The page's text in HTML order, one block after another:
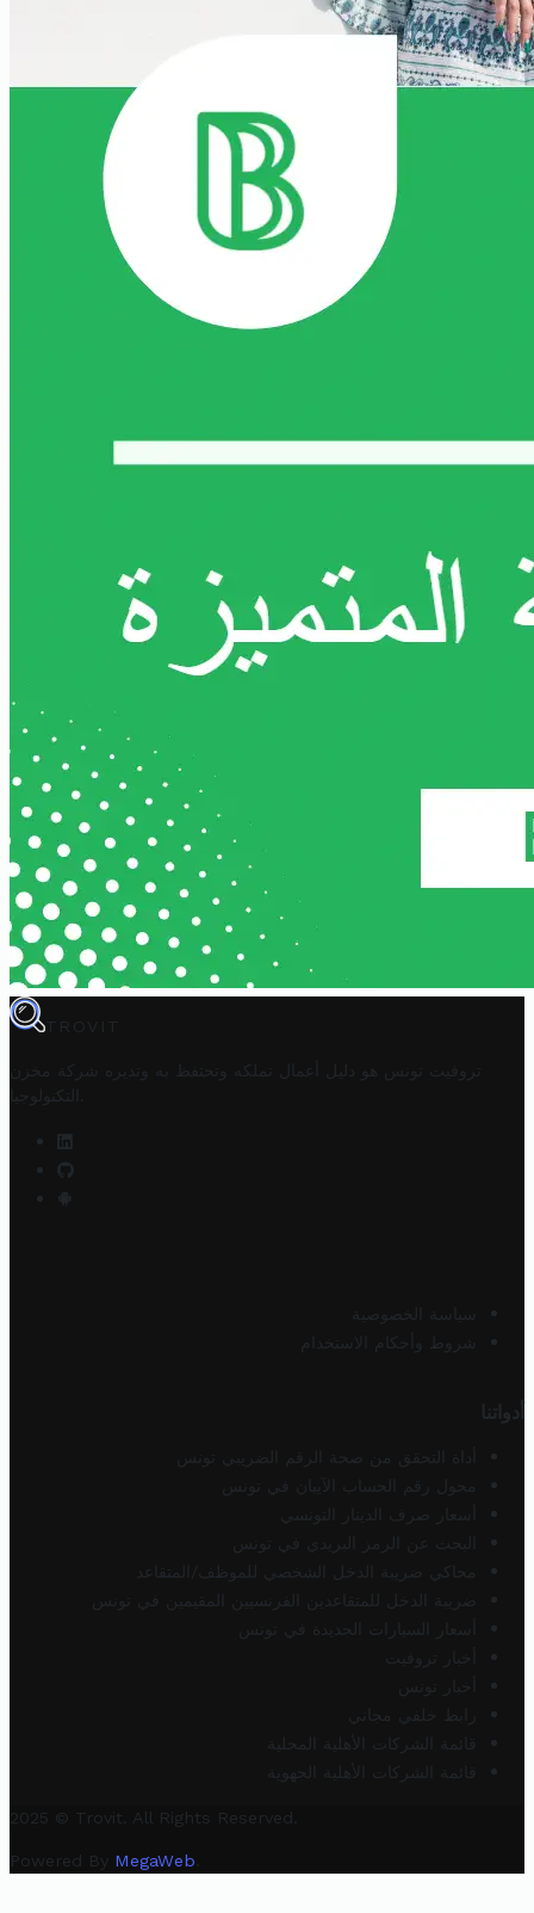
TROVIT
تروفيت تونس هو دليل أعمال تملكه وتحتفظ به وتديره
شركة مخزن
التكنولوجيا
سياسة الخصوصية
شروط وأحكام الاستخدام
أدواتنا
أداة التحقق من صحة الرقم الضريبي تونس
محول رقم الحساب الآيبان في تونس
أسعار صرف الدينار التونسي
البحث عن الرمز البريدي في تونس
محاكي ضريبة الدخل الشخصي للموظف/المتقاعد
ضريبة الدخل للمتقاعدين الفرنسيين المقيمين في تونس
أسعار السيارات الجديدة في تونس
أخبار تروفيت
أخبار تونس
رابط خلفي مجاني
قائمة الشركات الأهلية المحلية
قائمة الشركات الأهلية الجهوية
2025 © Trovit. All Rights Reserved.
Powered By MegaWeb